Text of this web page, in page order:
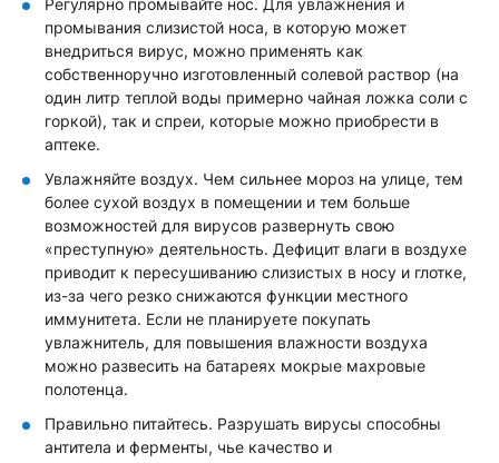
Регулярно промывайте нос. Для увлажнения и
промывания слизистой носа, в которую может
внедриться вирус, можно применять как
собственноручно изготовленный солевой раствор (на
один литр теплой воды примерно чайная ложка соли с
горкой), так и спреи, которые можно приобрести в
аптеке.
Увлажняйте воздух. Чем сильнее мороз на улице, тем
более сухой воздух в помещении и тем больше
возможностей для вирусов развернуть свою
«преступную» деятельность. Дефицит влаги в воздухе
приводит к пересушиванию слизистых в носу и глотке,
из-за чего резко снижаются функции местного
иммунитета. Если не планируете покупать
увлажнитель, для повышения влажности воздуха
можно развесить на батареях мокрые махровые
полотенца.
Правильно питайтесь. Разрушать вирусы способны
антитела и ферменты, чье качество и